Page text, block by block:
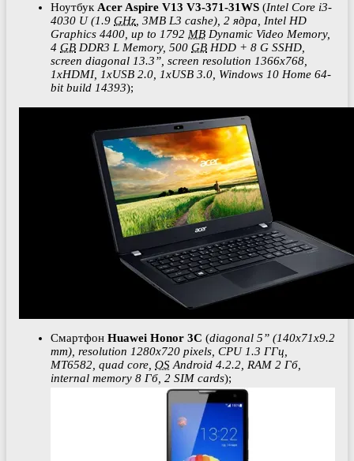
НоутбукAcer Aspire V13 V3-371-31WS (Intel Core i3-
4030 U (1.9 GHz, 3MB L3 cashe), 2 ядра, Intel HD
Graphics 4400, up to 1792 MB Dynamic Video Memory,
4 GB DDR3 L Memory, 500 GB HDD + 8 G SSHD,
screen diagonal 13.3”, screen resolution 1366х768,
1хHDMI, 1xUSB 2.0, 1xUSB 3.0, Windows 10 Home 64-
bit build 14393);
Смартфон Huawei Honor 3C (diagonal 5” (140х71х9.2
mm), resolution 1280х720 pixels, CPU 1.3 ГГц,
МТ6582, quad core, OSAndroid 4.2.2, RAM 2 Гб,
internal memory 8 Гб, 2 SIM cards);